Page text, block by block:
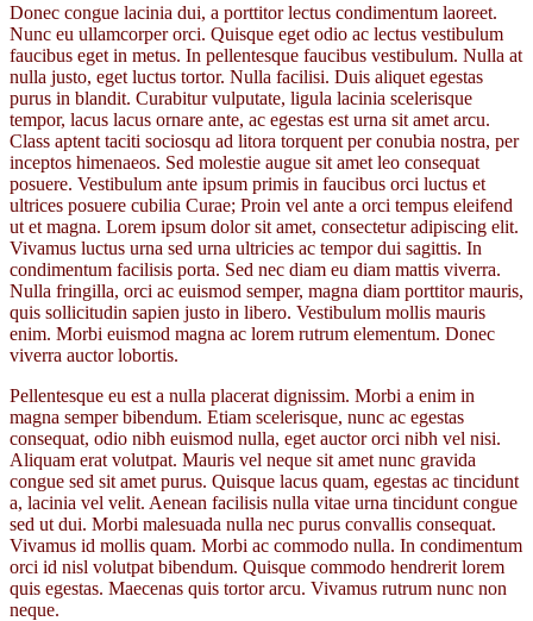
Donec congue lacinia dui, a porttitor lectus condimentum laoreet.
Nunc eu ullamcorper orci. Quisque eget odio ac lectus vestibulum
faucibus eget in metus. In pellentesque faucibus vestibulum. Nulla at
nulla justo, eget luctus tortor. Nulla facilisi. Duis aliquet egestas
purus in blandit. Curabitur vulputate, ligula lacinia scelerisque
tempor, lacus lacus ornare ante, ac egestas est urna sit amet arcu.
Class aptent taciti sociosqu ad litora torquent per conubia nostra, per
inceptos himenaeos. Sed molestie augue sit amet leo consequat
posuere. Vestibulum ante ipsum primis in faucibus orci luctus et
ultrices posuere cubilia Curae; Proin vel ante a orci tempus eleifend
ut et magna. Lorem ipsum dolor sit amet, consectetur adipiscing elit.
Vivamus luctus urna sed urna ultricies ac tempor dui sagittis. In
condimentum facilisis porta. Sed nec diam eu diam mattis viverra.
Nulla fringilla, orci ac euismod semper, magna diam porttitor mauris,
quis sollicitudin sapien justo in libero. Vestibulum mollis mauris
enim. Morbi euismod magna ac lorem rutrum elementum. Donec
viverra auctor lobortis.
Pellentesque eu est a nulla placerat dignissim. Morbi a enim in
magna semper bibendum. Etiam scelerisque, nunc ac egestas
consequat, odio nibh euismod nulla, eget auctor orci nibh vel nisi.
Aliquam erat volutpat. Mauris vel neque sit amet nunc gravida
congue sed sit amet purus. Quisque lacus quam, egestas ac tincidunt
a, lacinia vel velit. Aenean facilisis nulla vitae urna tincidunt congue
sed ut dui. Morbi malesuada nulla nec purus convallis consequat.
Vivamus id mollis quam. Morbi ac commodo nulla. In condimentum
orci id nisl volutpat bibendum. Quisque commodo hendrerit lorem
quis egestas. Maecenas quis tortor arcu. Vivamus rutrum nunc non
neque.